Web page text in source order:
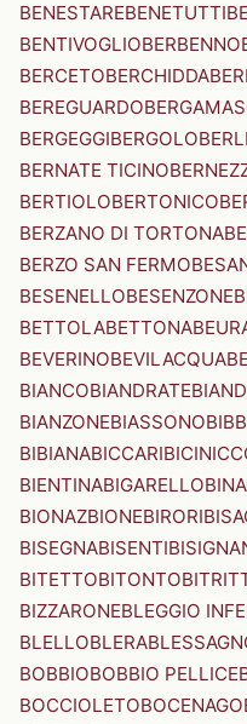
BENESTAREBENETUTTI
BENTIVOGLIOBERBENNO
BERCETOBERCHIDDA
BEREGUARDO
BERGEGGIBERGOLO
BERNATE TICINO
BERTIOLOBERTONICO
BERZANO DI TORTONA
BERZO SAN FERMO
BESENELLOBESENZONE
BETTOLABETTONA
BEVERINOBEVILACQUA
BIANCOBIANDRATE
BIANZONEBIASSONO
BIBIANABICCARI
BIENTINABIGARELLO
BIONAZBIONEBIRORI
BISEGNABISENTI
BITETTOBITONTO
BIZZARONEBLEGGIO
BLELLOBLERA
BOBBIOBOBBIO PELLICE
BOCCIOLETOBOCENAGO